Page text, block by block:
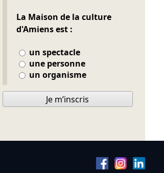
La Maison de la culture
d'Amiens est :
un spectacle
une personne
un organisme
Je m’inscris